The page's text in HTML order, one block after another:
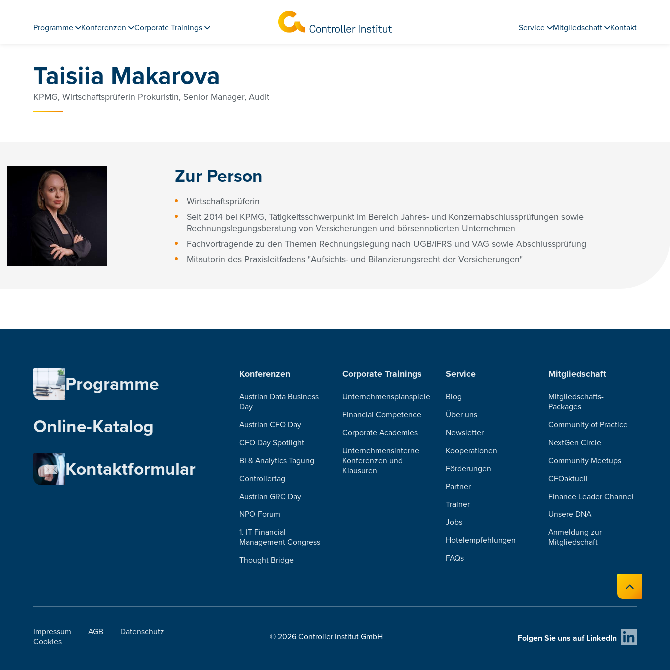
Programme Konferenzen Corporate Trainings Service Mitgliedschaft Kontakt
Taisiia Makarova
KPMG, Wirtschaftsprüferin Prokuristin, Senior Manager, Audit
Zur Person
Wirtschaftsprüferin
Seit 2014 bei KPMG, Tätigkeitsschwerpunkt im Bereich Jahres- und Konzernabschlussprüfungen sowie
Rechnungslegungsberatung von Versicherungen und börsennotierten Unternehmen
Fachvortragende zu den Themen Rechnungslegung nach UGB/IFRS und VAG sowie Abschlussprüfung
Mitautorin des Praxisleitfadens "Aufsichts- und Bilanzierungsrecht der Versicherungen"
Programme
Online-Katalog
Kontaktformular
Konferenzen
Austrian Data Business
Day
Austrian CFO Day
CFO Day Spotlight
BI & Analytics Tagung
Controllertag
Austrian GRC Day
NPO-Forum
1. IT Financial
Management Congress
Thought Bridge
Corporate Trainings
Unternehmensplanspiele
Financial Competence
Corporate Academies
Unternehmensinterne
Konferenzen und
Klausuren
Service
Blog
Über uns
Newsletter
Kooperationen
Förderungen
Partner
Trainer
Jobs
Hotelempfehlungen
FAQs
Mitgliedschaft
Mitgliedschafts-
Packages
Community of Practice
NextGen Circle
Community Meetups
CFOaktuell
Finance Leader Channel
Unsere DNA
Anmeldung zur
Mitgliedschaft
Impressum AGB
Datenschutz
Cookies
© 2026 Controller Institut GmbH Folgen Sie uns auf LinkedIn